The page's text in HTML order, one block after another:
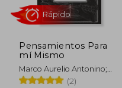
10%
Pensamientos Para
mí Mismo
Marco Aurelio Antonino;
Marco Aurelio(2)